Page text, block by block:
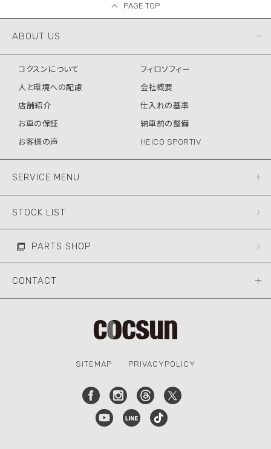
PAGE TOP
ABOUT US
コクスンについて
フィロソフィー
人と環境への配慮
会社概要
店舗紹介
仕入れの基準
お車の保証
納車前の整備
お客様の声
HEICO SPORTIV
SERVICE MENU
STOCK LIST
PARTS SHOP
CONTACT
SITEMAP PRIVACYPOLICY